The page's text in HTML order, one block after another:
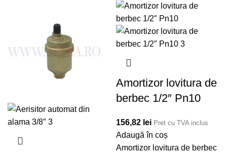
Amortizor lovitura de
berbec 1/2″ Pn10
156,82 lei Pret cu TVA inclus
Adaugă în coș
Amortizor lovitura de berbec